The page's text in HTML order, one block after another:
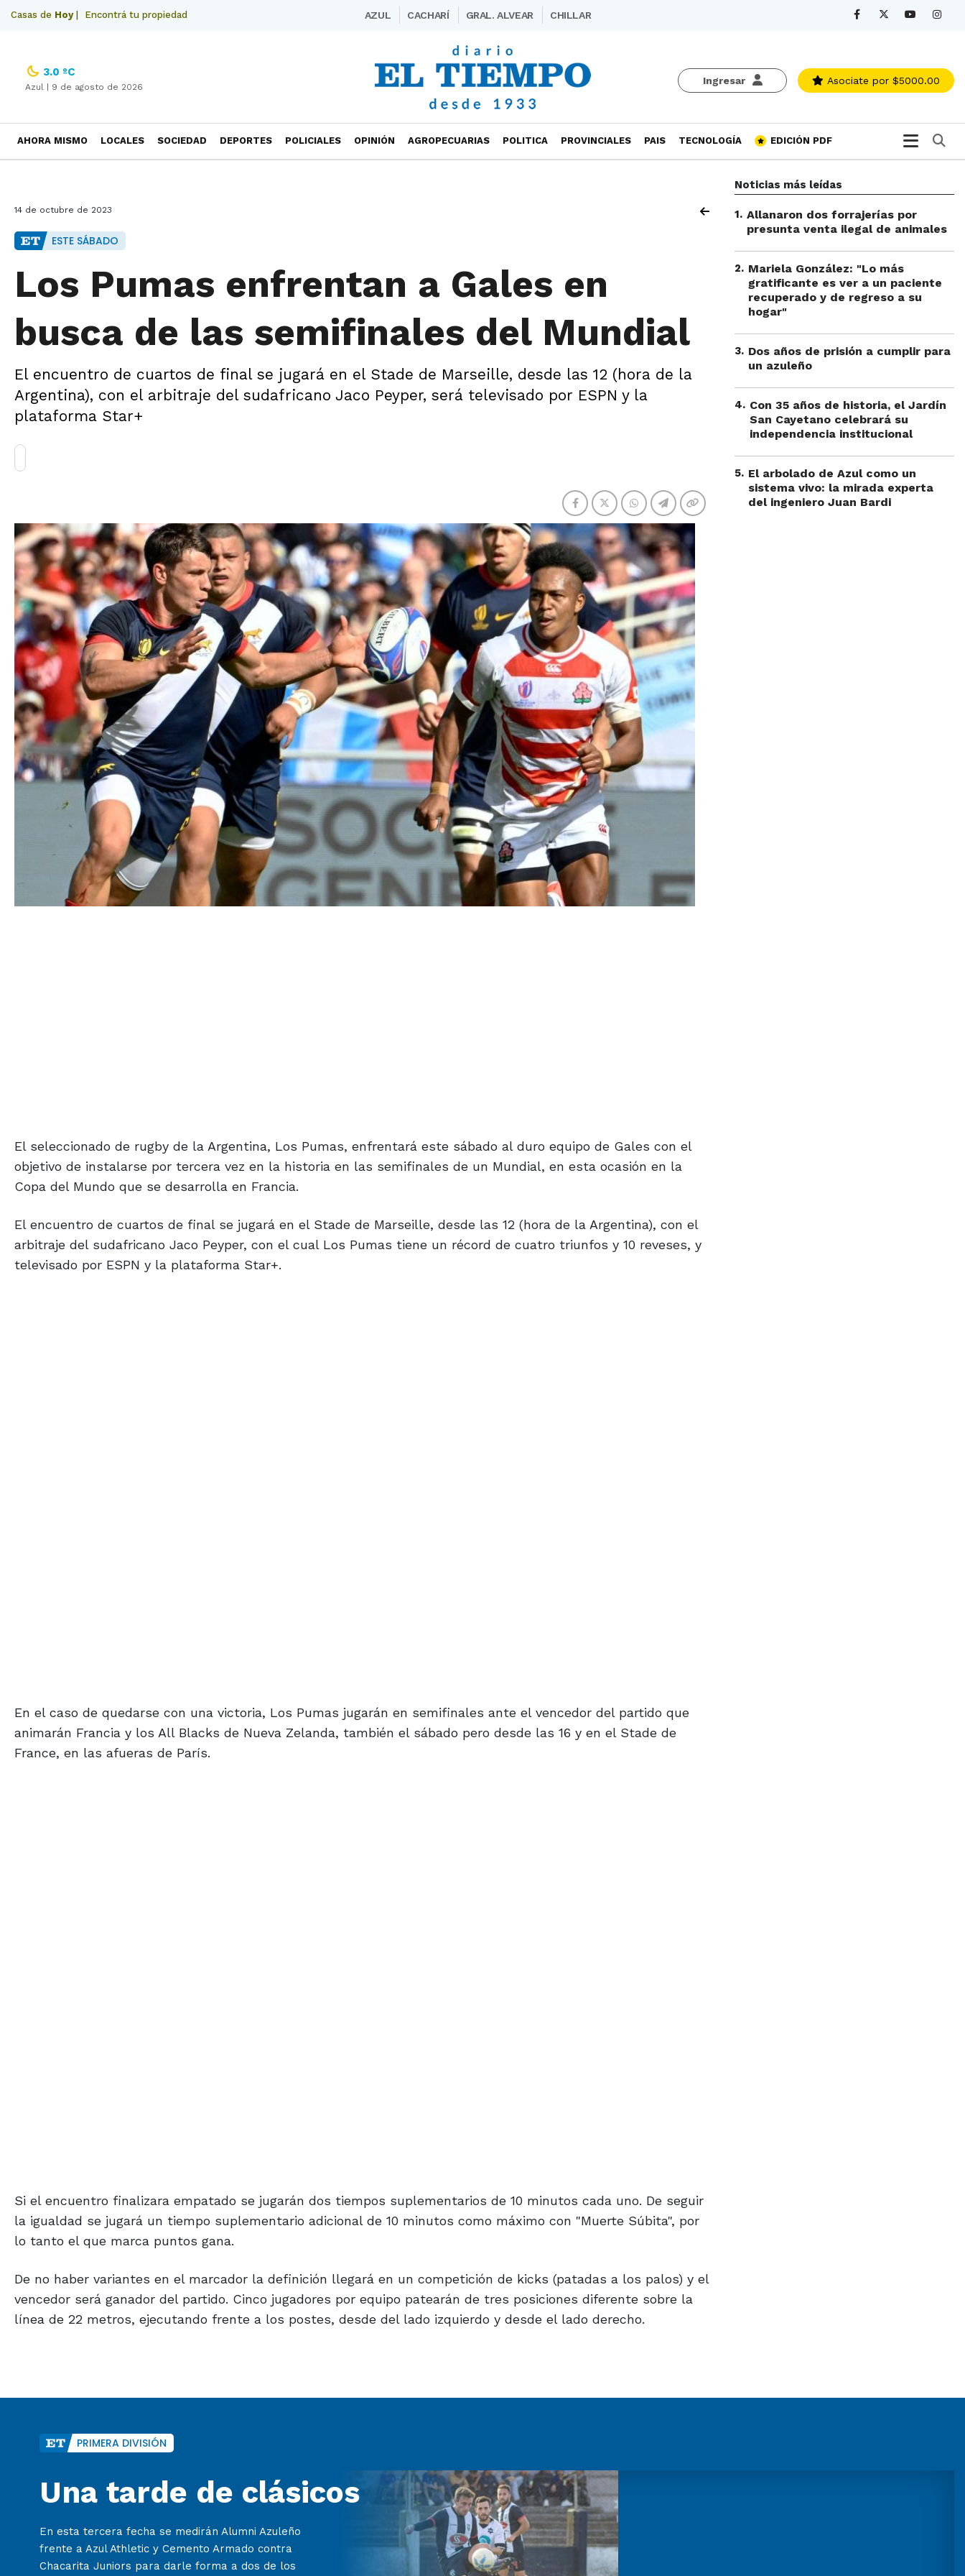
Casas de Hoy| Encontrá tu propiedad AZUL CACHARÍ GRAL. ALVEAR CHILLAR
Ingresar Asociate por $5000.00
3.0 ºC
Azul | 9 de agosto de 2026
AHORA MISMO LOCALES SOCIEDAD DEPORTES POLICIALES OPINIÓN AGROPECUARIAS POLITICA PROVINCIALES PAIS TECNOLOGÍA EDICIÓN PDF
14 de octubre de 2023
ESTE SÁBADO
Los Pumas enfrentan a Gales en
busca de las semifinales del Mundial
El encuentro de cuartos de final se jugará en el Stade de Marseille, desde las 12 (hora de la
Argentina), con el arbitraje del sudafricano Jaco Peyper, será televisado por ESPN y la
plataforma Star+
El seleccionado de rugby de la Argentina, Los Pumas, enfrentará este sábado al duro equipo de Gales con el
objetivo de instalarse por tercera vez en la historia en las semifinales de un Mundial, en esta ocasión en la
Copa del Mundo que se desarrolla en Francia.
El encuentro de cuartos de final se jugará en el Stade de Marseille, desde las 12 (hora de la Argentina), con el
arbitraje del sudafricano Jaco Peyper, con el cual Los Pumas tiene un récord de cuatro triunfos y 10 reveses, y
televisado por ESPN y la plataforma Star+.
En el caso de quedarse con una victoria, Los Pumas jugarán en semifinales ante el vencedor del partido que
animarán Francia y los All Blacks de Nueva Zelanda, también el sábado pero desde las 16 y en el Stade de
France, en las afueras de París.
Si el encuentro finalizara empatado se jugarán dos tiempos suplementarios de 10 minutos cada uno. De seguir
la igualdad se jugará un tiempo suplementario adicional de 10 minutos como máximo con "Muerte Súbita", por
lo tanto el que marca puntos gana.
De no haber variantes en el marcador la definición llegará en un competición de kicks (patadas a los palos) y el
vencedor será ganador del partido. Cinco jugadores por equipo patearán de tres posiciones diferente sobre la
línea de 22 metros, ejecutando frente a los postes, desde del lado izquierdo y desde el lado derecho.
Noticias más leídas
1. Allanaron dos forrajerías por
presunta venta ilegal de animales
2. Mariela González: "Lo más
gratificante es ver a un paciente
recuperado y de regreso a su
hogar"
3. Dos años de prisión a cumplir para
un azuleño
4. Con 35 años de historia, el Jardín
San Cayetano celebrará su
independencia institucional
5. El arbolado de Azul como un
sistema vivo: la mirada experta
del ingeniero Juan Bardi
PRIMERA DIVISIÓN
Una tarde de clásicos
En esta tercera fecha se medirán Alumni Azuleño
frente a Azul Athletic y Cemento Armado contra
Chacarita Juniors para darle forma a dos de los